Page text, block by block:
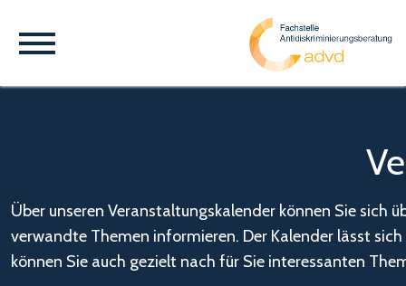
Über unseren Veranstaltungskalender können Sie
verwandte Themen informieren. Der Kalender lässt
können Sie auch gezielt nach für Sie interessanten